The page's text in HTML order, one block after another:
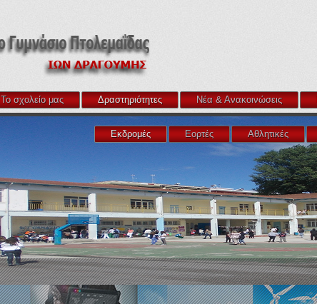
Το σχολείο μας Δραστηριότητες Νέα & Ανακοινώσεις
Εκδρομές
Εορτές Αθλητικές